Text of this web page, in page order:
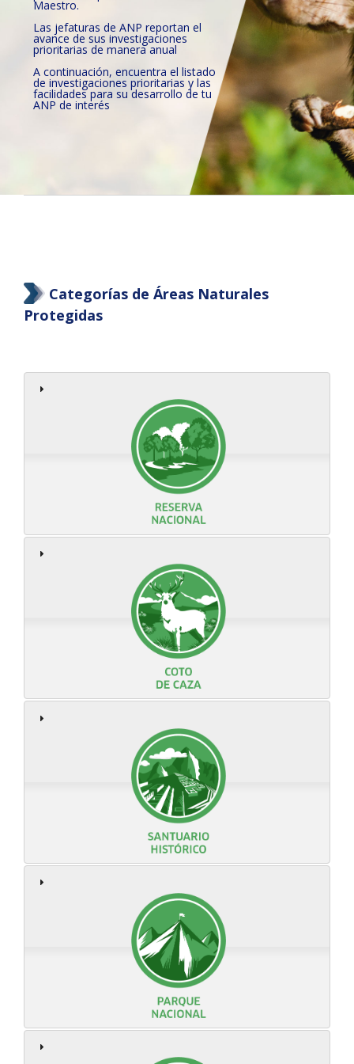
Maestro.
Las jefaturas de ANP reportan el
avance de sus investigaciones
prioritarias de manera anual
A continuación, encuentra el listado
de investigaciones prioritarias y las
facilidades para su desarrollo de tu
ANP de interés
Categorías de Áreas Naturales
Protegidas